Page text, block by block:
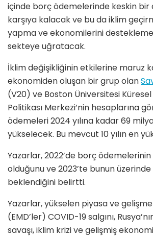
içinde borç ödemelerinde keskin bir
karşıya kalacak ve bu da iklim
yapma ve ekonomilerini
sekteye uğratacak.
İklim değişikliğinin etkilerine maruz
ekonomiden oluşan bir grup olan
(V20) ve Boston Üniversitesi Küresel
Politikası Merkezi’nin hesaplarına
ödemeleri 2024 yılına kadar 69
yükselecek. Bu mevcut 10 yılın en
Yazarlar, 2022’de borç
olduğunu ve 2023’te bunun
beklendiğini belirtti.
Yazarlar, yükselen piyasa ve
(EMD’ler) COVID-19 salgını,
savaşı, iklim krizi ve gelişmiş